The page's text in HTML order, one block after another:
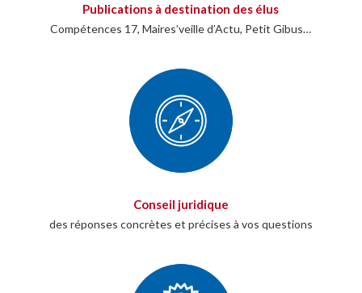
Publications à destination des élus
Compétences 17, Maires’veille d’Actu, Petit Gibus…
Conseil juridique
des réponses concrètes et précises à vos questions